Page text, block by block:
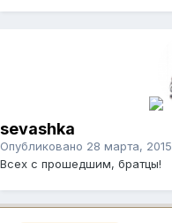
sevashka
Опубликовано 28 марта, 2015
Всех с прошедшим, братцы!